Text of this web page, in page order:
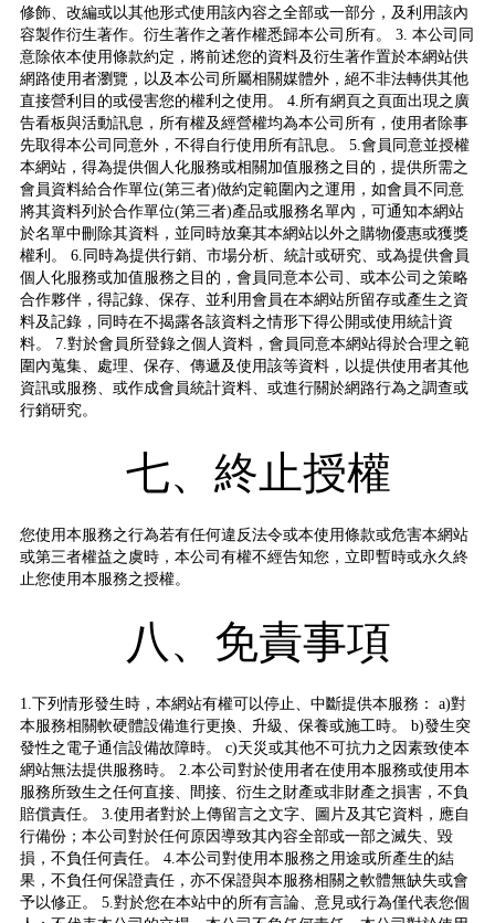
修飾、改編或以其他形式使用該內容之全部或一部分，及利用該內
容製作衍生著作。衍生著作之著作權悉歸本公司所有。 3. 本公司同
意除依本使用條款約定，將前述您的資料及衍生著作置於本網站供
網路使用者瀏覽，以及本公司所屬相關媒體外，絕不非法轉供其他
直接營利目的或侵害您的權利之使用。 4.所有網頁之頁面出現之廣
告看板與活動訊息，所有權及經營權均為本公司所有，使用者除事
先取得本公司同意外，不得自行使用所有訊息。 5.會員同意並授權
本網站，得為提供個人化服務或相關加值服務之目的，提供所需之
會員資料給合作單位(第三者)做約定範圍內之運用，如會員不同意
將其資料列於合作單位(第三者)產品或服務名單內，可通知本網站
於名單中刪除其資料，並同時放棄其本網站以外之購物優惠或獲獎
權利。 6.同時為提供行銷、市場分析、統計或研究、或為提供會員
個人化服務或加值服務之目的，會員同意本公司、或本公司之策略
合作夥伴，得記錄、保存、並利用會員在本網站所留存或產生之資
料及記錄，同時在不揭露各該資料之情形下得公開或使用統計資
料。 7.對於會員所登錄之個人資料，會員同意本網站得於合理之範
圍內蒐集、處理、保存、傳遞及使用該等資料，以提供使用者其他
資訊或服務、或作成會員統計資料、或進行關於網路行為之調查或
行銷研究。
七、終止授權
您使用本服務之行為若有任何違反法令或本使用條款或危害本網站
或第三者權益之虞時，本公司有權不經告知您，立即暫時或永久終
止您使用本服務之授權。
八、免責事項
1.下列情形發生時，本網站有權可以停止、中斷提供本服務： a)對
本服務相關軟硬體設備進行更換、升級、保養或施工時。 b)發生突
發性之電子通信設備故障時。 c)天災或其他不可抗力之因素致使本
網站無法提供服務時。 2.本公司對於使用者在使用本服務或使用本
服務所致生之任何直接、間接、衍生之財產或非財產之損害，不負
賠償責任。 3.使用者對於上傳留言之文字、圖片及其它資料，應自
行備份；本公司對於任何原因導致其內容全部或一部之滅失、毀
損，不負任何責任。 4.本公司對使用本服務之用途或所產生的結
果，不負任何保證責任，亦不保證與本服務相關之軟體無缺失或會
予以修正。 5.對於您在本站中的所有言論、意見或行為僅代表您個